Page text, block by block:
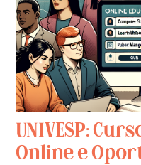
UNIVESP:
Online e